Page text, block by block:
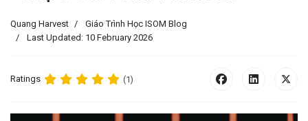
Quang Harvest
Giáo Trình Học ISOM Blog
Last Updated: 10 February 2026
Ratings (1)